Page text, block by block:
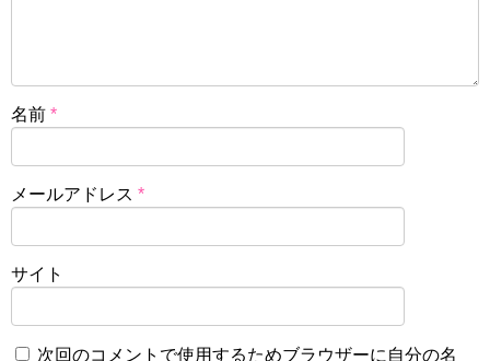
名前 *
メールアドレス *
サイト
次回のコメントで使用するためブラウザーに自分の名